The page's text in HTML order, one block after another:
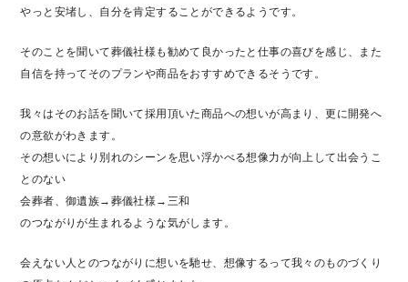
やっと安堵し、自分を肯定することができるようです。
そのことを聞いて葬儀社様も勧めて良かったと仕事の喜びを感じ、また
自信を持ってそのプランや商品をおすすめできるそうです。
我々はそのお話を聞いて採用頂いた商品への想いが高まり、更に開発へ
の意欲がわきます。
その想いにより別れのシーンを思い浮かべる想像力が向上して出会うこ
とのない
会葬者、御遺族→葬儀社様→三和
のつながりが生まれるような気がします。
会えない人とのつながりに想いを馳せ、想像するって我々のものづくり